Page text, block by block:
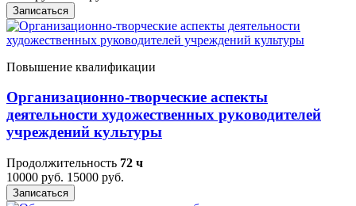
Записаться
Повышение квалификации
Организационно-творческие аспекты
деятельности художественных руководителей
учреждений культуры
Продолжительность 72 ч
10000 руб. 15000 руб.
Записаться